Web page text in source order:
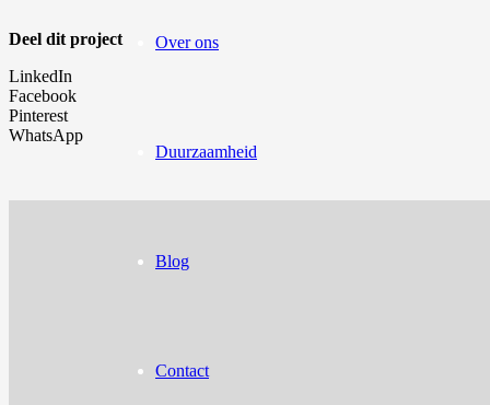
Over ons
Duurzaamheid
Blog
Contact
Deel dit project
LinkedIn
Facebook
Pinterest
WhatsApp